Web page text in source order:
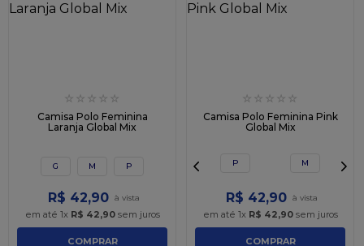
☆ ☆ ☆ ☆ ☆
Camisa Polo Feminina
Laranja Global Mix
G M P
R$ 42,90
em até 1x R$ 42,90sem juros
COMPRAR
☆ ☆ ☆ ☆ ☆
Camisa Polo Feminina Pink
Global Mix
P M
R$ 42,90
em até 1x R$ 42,90sem juros
COMPRAR